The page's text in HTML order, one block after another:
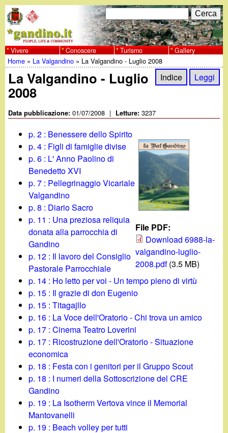
al
contenuto
principale
w
w
w
F
o
r
m
i
r
i
c
r
c
a
C
e
r
c
a
Vivere Conoscere Turismo Gallery
Tu
sei
qui
Home » La Valgandino » La Valgandino - Luglio 2008
Indice Leggi
La Valgandino - Luglio
2008
Data pubblicazione:01/07/2008 | Letture:3237
File PDF:
Download 6988-la-
valgandino-luglio-
2008.pdf (3.5 MB)
p. 2 : Benessere dello Spirito
p. 4 : Figli di famiglie divise
p. 6 : L' Anno Paolino di
Benedetto XVI
p. 7 : Pellegrinaggio Vicariale
Valgandino
p. 8 : Diario Sacro
p. 11 : Una preziosa reliquia
donata alla parrocchia di
Gandino
p. 12 : Il lavoro del Consiglio
Pastorale Parrocchiale
p. 14 : Ho letto per voi - Un tempo pieno di virtù
p. 15 : Il grazie di don Eugenio
p. 15 : Titagajllo
p. 16 : La Voce dell'Oratorio - Chi trova un amico
p. 17 : Cinema Teatro Loverini
p. 17 : Ricostruzione dell'Oratorio - Situazione
economica
p. 18 : Festa con i genitori per il Gruppo Scout
p. 18 : I numeri della Sottoscrizione del CRE
Gandino
p. 19 : La Isotherm Vertova vince il Memorial
Mantovanelli
p. 19 : Beach volley per tutti